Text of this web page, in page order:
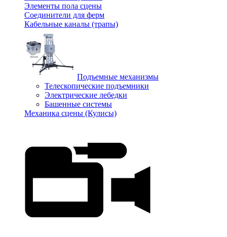
Элементы пола сцены
Соединители для ферм
Кабельные каналы (трапы)
Подъемные механизмы
Телескопические подъемники
Электрические лебедки
Башенные системы
Механика сцены (Кулисы)